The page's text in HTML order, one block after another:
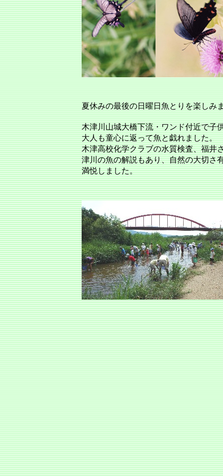
夏休みの最後の日曜日魚とりを楽しみ
木津川山城大橋下流・ワンド付近で子
大人も童心に返って魚と戯れました。
木津高校化学クラブの水質検査、福井
津川の魚の解説もあり、自然の大切さ
満悦しました。